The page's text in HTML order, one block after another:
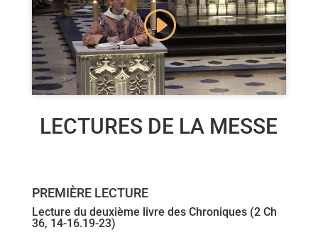
Cliquez pour accepter les cookies marketing
et activer ce contenu
LECTURES DE LA MESSE
PREMIÈRE LECTURE
Lecture du deuxième livre des Chroniques (2 Ch
36, 14-16.19-23)